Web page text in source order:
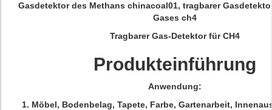
Gasdetektor des Methans chinacoal01, tragbarer
Gases ch4
Tragbarer Gas-Detektor für CH4
Produkteinführung
Anwendung:
1. Möbel, Bodenbelag, Tapete, Farbe, Gartenarbeit,